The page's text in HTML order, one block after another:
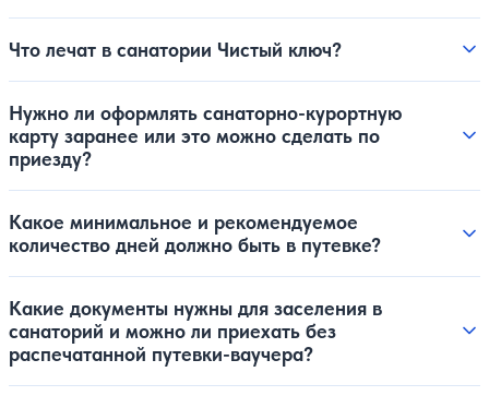
Что лечат в санатории Чистый ключ?
Нужно ли оформлять санаторно-курортную
карту заранее или это можно сделать по
приезду?
Какое минимальное и рекомендуемое
количество дней должно быть в путевке?
Какие документы нужны для заселения в
санаторий и можно ли приехать без
распечатанной путевки-ваучера?